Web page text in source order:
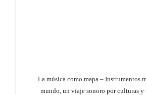
La música como mapa – Instrumentos
mundo, un viaje sonoro por culturas y